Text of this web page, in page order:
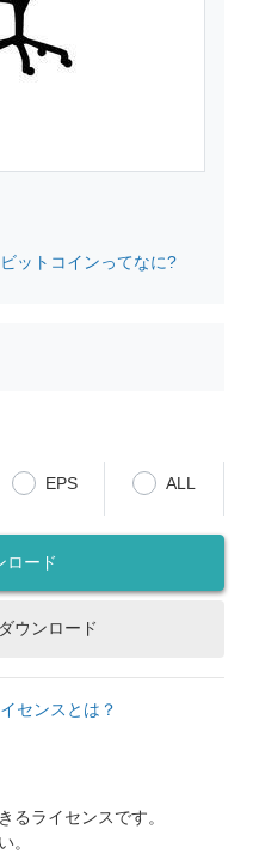
ビットコインってなに?
EPS ALL
ロード
ウンロード
センスとは？
るライセンスです。
。